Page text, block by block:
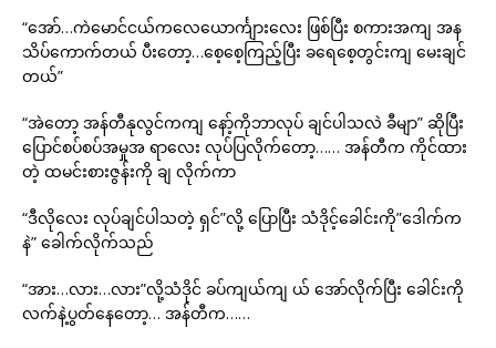
“အော်…ကဲမောင်ငယ်ကလေယောင်္ကျားလေး ဖြစ်ပြီး စကားအကျ အန
သိပ်ကောက်တယ် ပီးတော့…စေ့စေ့ကြည့်ပြီး ခရေစေ့တွင်းကျ မေးချင်
တယ်”
“အဲတော့ အန်တီနုလွင်ကကျ နော့်ကိုဘာလုပ် ချင်ပါသလဲ ခီမျာ” ဆိုပြီး
ပြောင်စပ်စပ်အမှုအ ရာလေး လုပ်ပြလိုက်တော့…… အန်တီက ကိုင်ထား
တဲ့ ထမင်းစားဇွန်းကို ချ လိုက်ကာ
“ဒီလိုလေး လုပ်ချင်ပါသတဲ့ ရှင်”လို့ ပြောပြီး သံဒိုင့်ခေါင်းကို”ဒေါက်က
နဲ” ခေါက်လိုက်သည်
“အား…လား…လား”လို့သံဒိုင် ခပ်ကျယ်ကျ ယ် အော်လိုက်ပြီး ခေါင်းကို
လက်နဲ့ပွတ်နေတော့… အန်တီက……